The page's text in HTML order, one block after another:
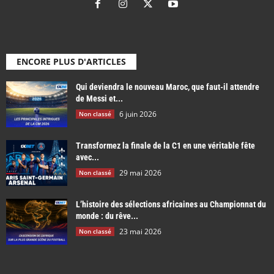
ENCORE PLUS D'ARTICLES
Qui deviendra le nouveau Maroc, que faut-il attendre
de Messi et...
Non classé 6 juin 2026
Transformez la finale de la C1 en une véritable fête
avec...
Non classé 29 mai 2026
L’histoire des sélections africaines au Championnat du
monde : du rêve...
Non classé 23 mai 2026